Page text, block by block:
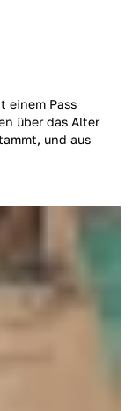
einem Pass
über das Alter
und aus